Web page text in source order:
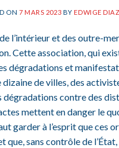
ON 7 MARS 2023 BYEDWIGE DIAZ
l’intérieur et des outre-
Cette association, qui
dégradations et
de villes, des
contre des
mettent en danger le
garder à l’esprit que ces
que, sans contrôle de